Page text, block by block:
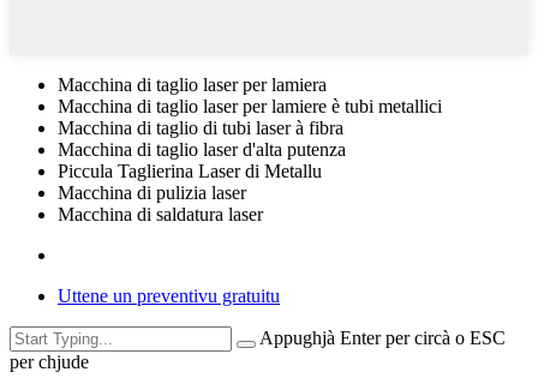
Macchina di taglio laser per lamiera
Macchina di taglio laser per lamiere è tubi metallici
Macchina di taglio di tubi laser à fibra
Macchina di taglio laser d'alta putenza
Piccula Taglierina Laser di Metallu
Macchina di pulizia laser
Macchina di saldatura laser
Uttene un preventivu gratuitu
Appughjà Enter per circà o ESC
per chjude